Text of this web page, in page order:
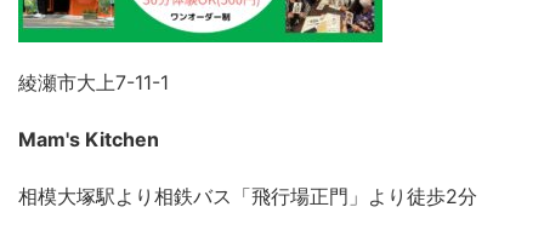
綾瀬市大上7-11-1
Mam's Kitchen
相模大塚駅より相鉄バス「飛行場正門」より徒歩2分